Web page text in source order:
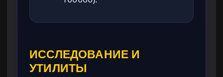
ИССЛЕДОВАНИЕ И
УТИЛИТЫ